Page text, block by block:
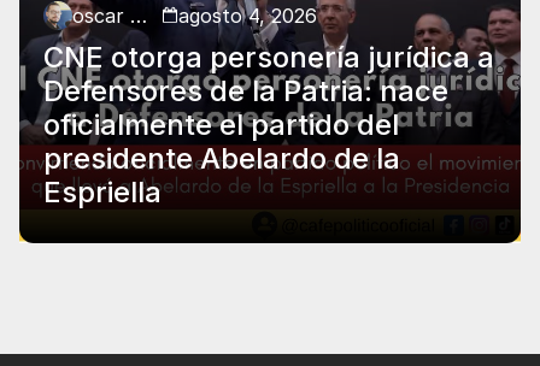
oscar charry
agosto 4, 2026
CNE otorga personería jurídica a
Defensores de la Patria: nace
oficialmente el partido del
presidente Abelardo de la
Espriella